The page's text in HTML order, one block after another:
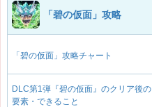
「碧の仮面」攻略
「碧の仮面」攻略チャート
DLC第1弾『碧の仮面』のクリア後の
要素・できること